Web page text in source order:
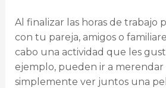
Al finalizar las horas de trabajo
con tu pareja, amigos o
cabo una actividad que les
ejemplo, pueden ir a merendar
simplemente ver juntos una